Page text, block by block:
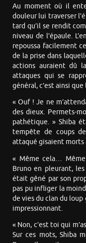
Au moment où il
douleur lui traverser
tard qu’il se rendit
niveau de l’épaule.
repoussa facilement
de la prise dans
actions auraient dû
attaques qui se
général, c’est ainsi
« Ouf ! Je ne
des dieux. Permets-
pathétique. » Shiba
tempête de coups
attaqué gisaient morts
« Même cela…
Bruno en pleurant,
était gêné par son
pas pu infliger la
de vies du clan du
impressionnant.
« Non, c’est toi qui
Sur ces mots, Shiba